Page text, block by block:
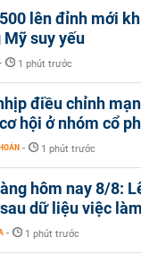
lên đỉnh mới
Mỹ suy yếu
- 1 phút trước
điều chỉnh
hội ở nhóm cổ
- 1 phút trước
hôm nay 8/8:
dữ liệu việc
- 1 phút trước